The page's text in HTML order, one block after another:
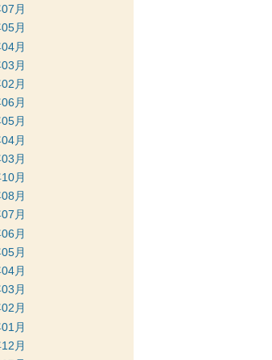
月
月
月
月
月
月
月
月
月
月
月
月
月
月
月
月
月
月
月